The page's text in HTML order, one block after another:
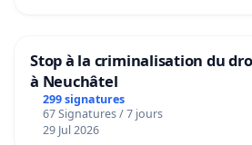
Stop à la criminalisation du
à Neuchâtel
299 signatures
67 Signatures / 7 jours
29 Jul 2026